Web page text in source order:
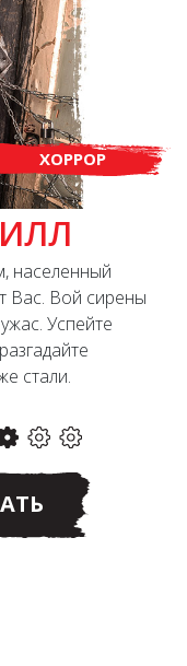
ХОРРОР
населенный
Вас. Вой сирены
Успейте
стали.